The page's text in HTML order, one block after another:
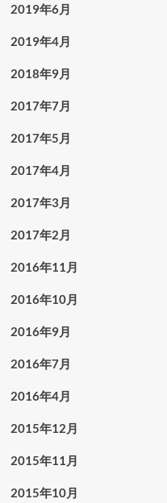
2019年6月
2019年4月
2018年9月
2017年7月
2017年5月
2017年4月
2017年3月
2017年2月
2016年11月
2016年10月
2016年9月
2016年7月
2016年4月
2015年12月
2015年11月
2015年10月